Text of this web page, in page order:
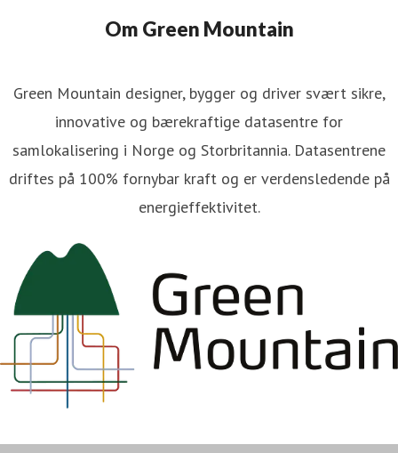
Om Green Mountain
Green Mountain designer, bygger og driver svært sikre,
innovative og bærekraftige datasentre for
samlokalisering i Norge og Storbritannia. Datasentrene
driftes på 100% fornybar kraft og er verdensledende på
energieffektivitet.